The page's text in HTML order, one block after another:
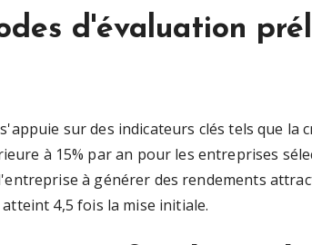
d'évaluation
sur des indicateurs clés tels que la
à 15% par an pour les entreprises
à générer des rendements
4,5 fois la mise initiale.